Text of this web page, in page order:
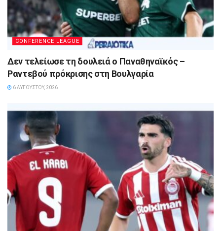
CONFERENCE LEAGUE
Δεν τελείωσε τη δουλειά ο Παναθηναϊκός –
Ραντεβού πρόκρισης στη Βουλγαρία
6 ΑΥΓΟΎΣΤΟΥ, 2026